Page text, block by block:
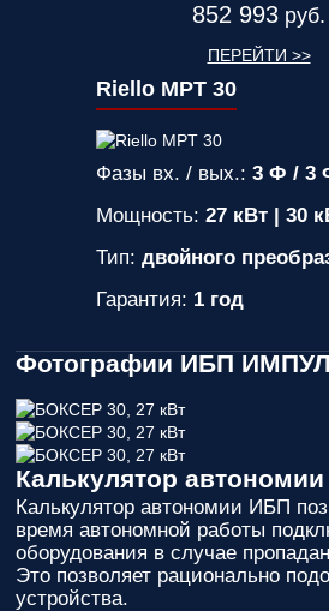
852 993 руб.
ПЕРЕЙТИ >>
Riello MPT 30
Фазы вх. / вых.:3 Ф / 3
Мощность:27 кВт | 30
Тип:двойного
Гарантия: 1 год
Фотографии ИБП
Калькулятор
Калькулятор автономии ИБП
время автономной работы
оборудования в случае
Это позволяет рационально
устройства.